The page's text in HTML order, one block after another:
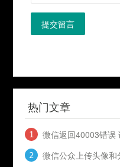
提交留言
热门文章
微信返回40003错误 请
微信公众上传头像和